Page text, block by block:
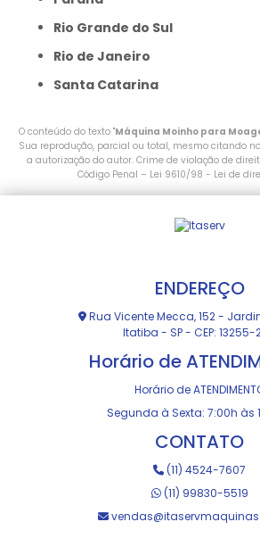
Rio Grande do Sul
Rio de Janeiro
Santa Catarina
O conteúdo do texto "Máquina Moinho para
Sua reprodução, parcial ou total, mesmo citando
a autorização do autor. Crime de violação de
Código Penal – Lei 9610/98 - Lei de
ENDEREÇO
Rua Vicente Mecca, 152 -
Itatiba - SP - CEP: 13255-
Horário de
Horário de
Segunda à Sexta: 7:00h às
CONTATO
(11) 4524-7607
(11) 99830-5519